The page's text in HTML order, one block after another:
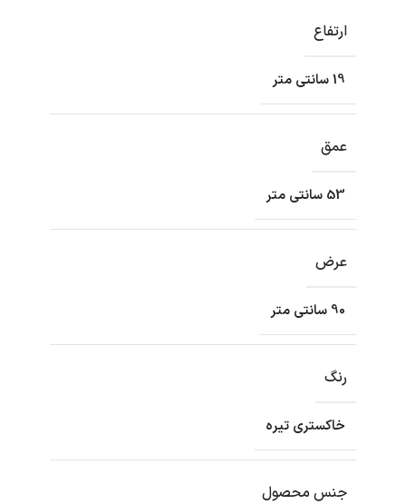
ارتفاع
19 سانتی متر
عمق
53 سانتی متر
عرض
90 سانتی متر
رنگ
خاکستری تیره
جنس محصول